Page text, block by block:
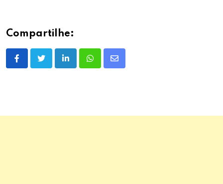
Compartilhe:
LinkedInWhatsappShare